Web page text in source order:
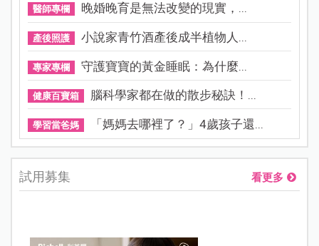
醫師專欄 晚婚晚育是無法改變的現實，...
產後照護 小說家青竹酒產後成半植物人...
專家專欄 守護寶寶的黃金睡眠：為什麼...
健康百寶箱 腦科學家都在做的散步秘訣！...
學習當爸媽 「媽媽去哪裡了？」4歲孩子還...
試用募集 看更多